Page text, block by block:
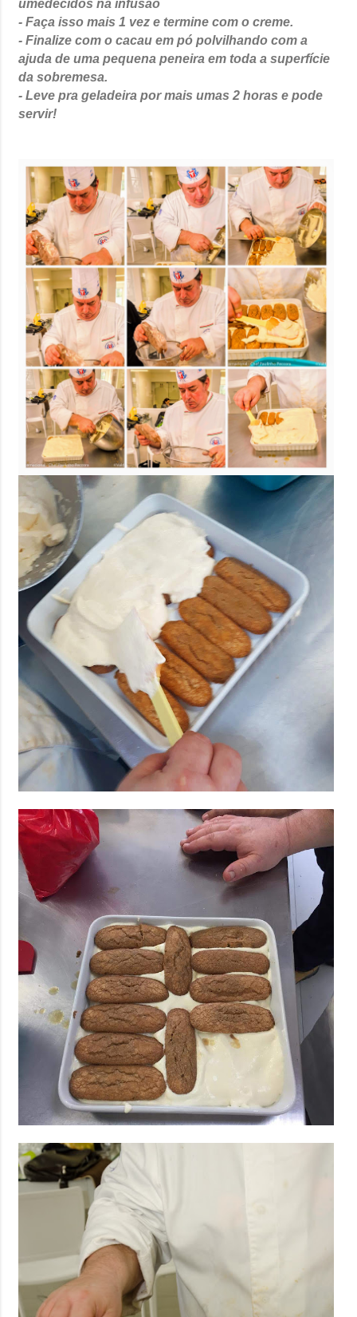
umedecidos na infusão
- Faça isso mais 1 vez e termine com o creme.
- Finalize com o cacau em pó polvilhando com a
ajuda de uma pequena peneira em toda a superfície
da sobremesa.
- Leve pra geladeira por mais umas 2 horas e pode
servir!